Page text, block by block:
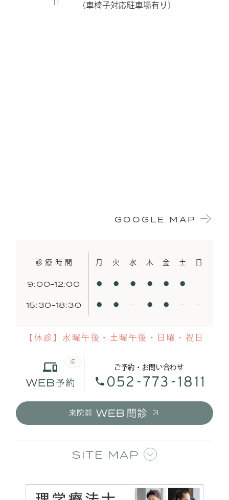
（車椅子対応駐車場有り）
GOOGLE MAP
診療時間 月 火 水 木 金 土 日
9:00-12:00 ● ● ● ● ● ● −
15:30-18:30 ● ● − ● ● − −
【休診】水曜午後・土曜午後・日曜・祝日
ご予約・お問い合わせ
来院前
SITE MAP